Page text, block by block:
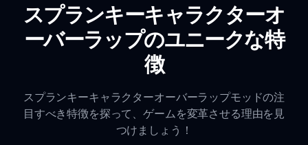
スプランキーキャラクターオ
ーバーラップのユニークな特
徴
スプランキーキャラクターオーバーラップモッドの注
目すべき特徴を探って、ゲームを変革させる理由を見
つけましょう！